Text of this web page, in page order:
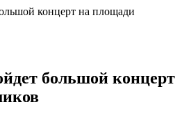
большой концерт